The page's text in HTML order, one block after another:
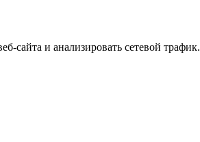
сайта и анализировать сетевой трафик.